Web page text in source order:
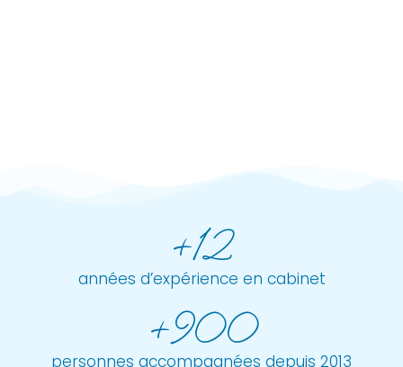
+12
années d’expérience en cabinet
+900
personnes accompagnées depuis 2013